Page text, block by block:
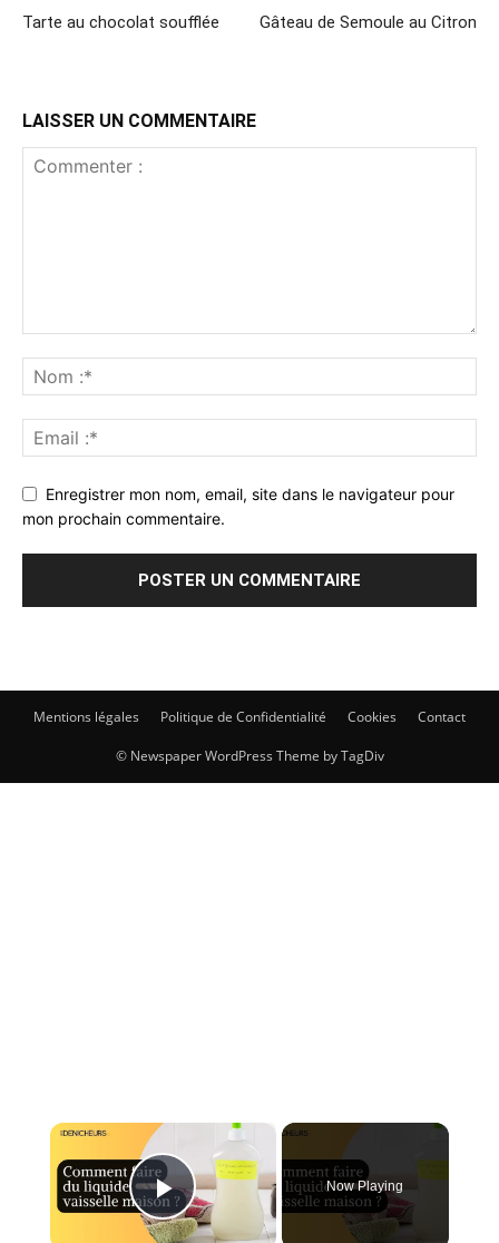
Tarte au chocolat soufflée Gâteau de Semoule au Citron
LAISSER UN COMMENTAIRE
Enregistrer mon nom, email, site dans le navigateur pour
mon prochain commentaire.
Mentions légales Politique de Confidentialité Cookies Contact
© Newspaper WordPress Theme by TagDiv
Play Video
Now Playing